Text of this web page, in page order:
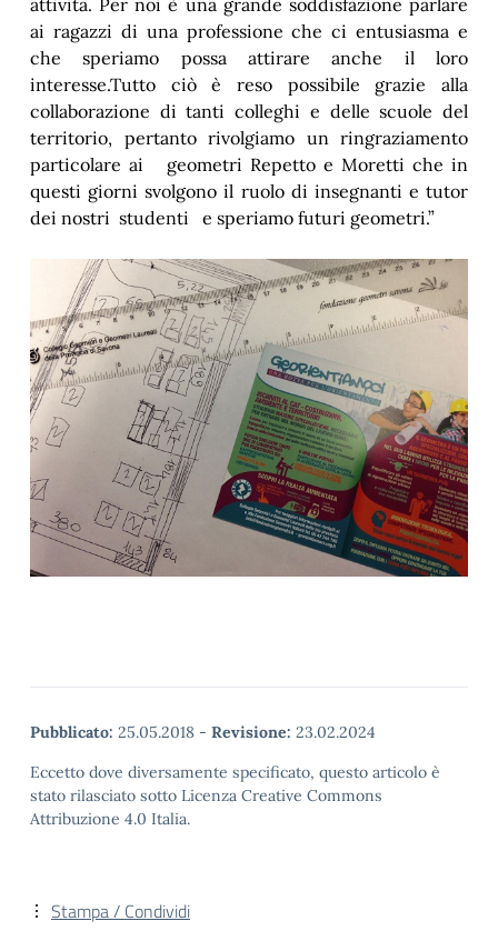
attività. Per noi è una grande soddisfazione parlare
ai ragazzi di una professione che ci entusiasma e
che speriamo possa attirare anche il loro
interesse.Tutto ciò è reso possibile grazie alla
collaborazione di tanti colleghi e delle scuole del
territorio, pertanto rivolgiamo un ringraziamento
particolare ai geometri Repetto e Moretti che in
questi giorni svolgono il ruolo di insegnanti e tutor
dei nostri studenti e speriamo futuri geometri.”
Pubblicato: 25.05.2018 - Revisione: 23.02.2024
Eccetto dove diversamente specificato, questo articolo è
stato rilasciato sotto Licenza Creative Commons
Attribuzione 4.0 Italia.
Stampa / Condividi